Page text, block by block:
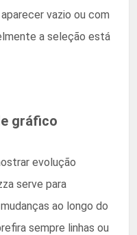
vazio ou com
a seleção está
gráfico
evolução
serve para
ao longo do
sempre linhas ou